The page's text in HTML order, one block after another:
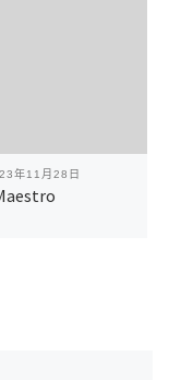
年11月28日